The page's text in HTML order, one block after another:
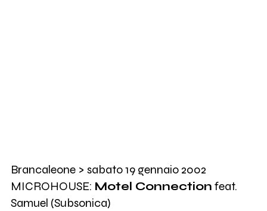
Brancaleone > sabato 19 gennaio 2002
MICROHOUSE: Motel Connection feat.
Samuel (Subsonica)